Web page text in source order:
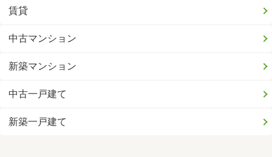
賃貸
中古マンション
新築マンション
中古一戸建て
新築一戸建て